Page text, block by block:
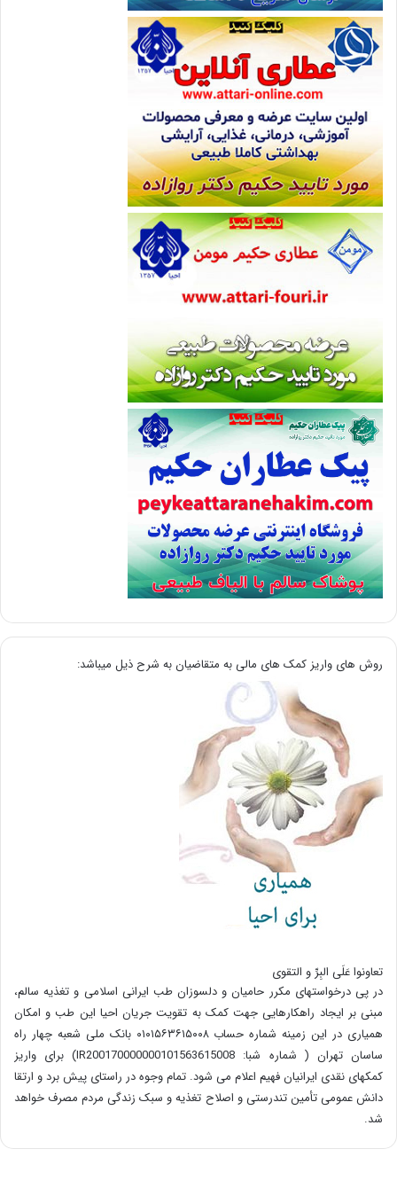
روش های واریز کمک های مالی به متقاضیان به شرح ذیل میباشد:
تعاونوا عَلَی البِرِّ و التقوی
در پی درخواستهای مکرر حامیان و دلسوزان طب ایرانی اسلامی و تغذیه سالم،
مبنی بر ایجاد راهکارهایی جهت کمک به تقویت جریان احیا این طب و امکان
همیاری در این زمینه شماره حساب ۰۱۰۱۵۶۳۶۱۵۰۰۸ بانک ملی شعبه چهار راه
ساسان تهران ( شماره شبا: IR200170000000101563615008) برای واریز
کمکهای نقدی ایرانیان فهیم اعلام می شود. تمام وجوه در راستای پیش برد و ارتقا
دانش عمومی تأمین تندرستی و اصلاح تغذیه و سبک زندگی مردم مصرف خواهد
شد.